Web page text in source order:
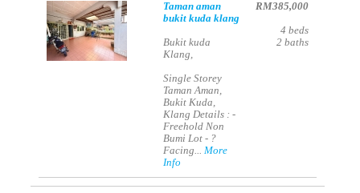
Taman aman
bukit kuda klang
Bukit kuda
Klang,
Single Storey
Taman Aman,
Bukit Kuda,
Klang Details : -
Freehold Non
Bumi Lot - ?
Facing...More
Info
RM385,000
4 beds
2 baths